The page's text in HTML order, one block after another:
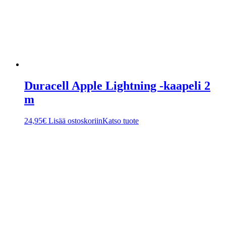
Duracell Apple Lightning -kaapeli 2
m
24,95€ Lisää ostoskoriinKatso tuote